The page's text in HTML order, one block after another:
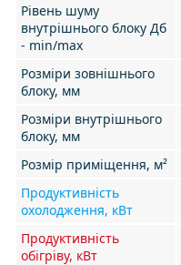
Рівень шуму
внутрішнього блоку Дб
- min/max
Розміри зовнішнього
блоку, мм
Розміри внутрішнього
блоку, мм
Розмір приміщення, м²
Продуктивність
охолодження, кВт
Продуктивність
обігріву, кВт